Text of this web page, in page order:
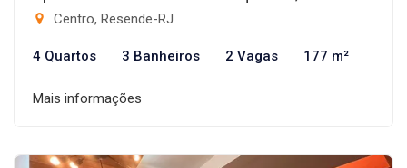
Centro, Resende-RJ
4 Quartos 3 Banheiros 2 Vagas 177 m²
Mais informações